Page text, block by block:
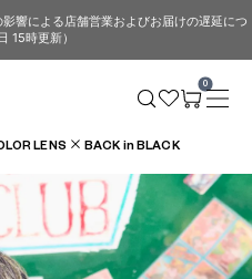
響による店舗営業およびお届けの遅延につ
15時更新）
0
LENS × BACK in BLACK